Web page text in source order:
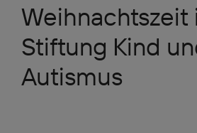
Weihnachtszeit
Stiftung Kind
Autismus